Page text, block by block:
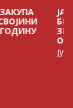
ЈАВНИ
БЕЗ
ЗЕМЉИШТА
ОПШТИНЕ
јул 21, 2026